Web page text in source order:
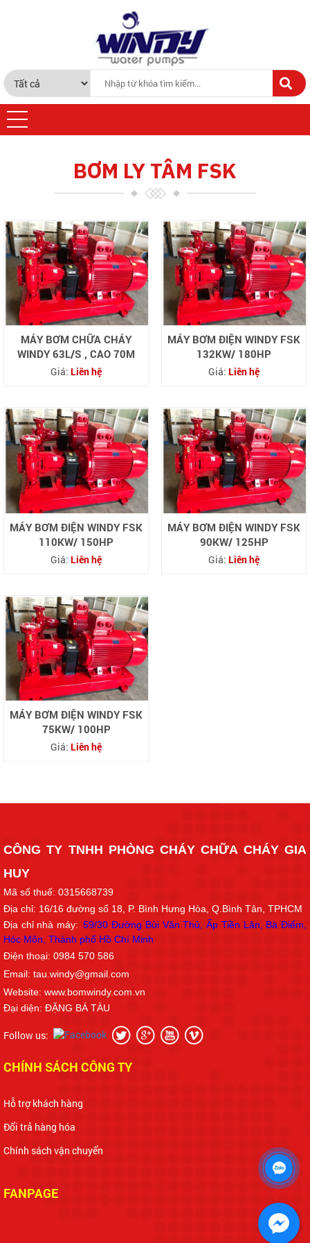
BƠM LY TÂM FSK
MÁY BƠM CHỮA CHÁY
WINDY 63L/S , CAO 70M
Giá: Liên hệ
MÁY BƠM ĐIỆN WINDY FSK
132KW/ 180HP
Giá: Liên hệ
MÁY BƠM ĐIỆN WINDY FSK
110KW/ 150HP
Giá: Liên hệ
MÁY BƠM ĐIỆN WINDY FSK
90KW/ 125HP
Giá: Liên hệ
MÁY BƠM ĐIỆN WINDY FSK
75KW/ 100HP
Giá: Liên hệ
CÔNG TY TNHH PHÒNG CHÁY CHỮA CHÁY GIA
HUY
Mã số thuế: 0315668739
Địa chỉ: 16/16 đường số 18 , P. Bình Hưng Hòa, Q.Bình Tân, TPHCM
Địa chỉ nhà máy: 59/30 Đường Bùi Văn Thủ, Ấp Tiền Lân, Bà Điểm,
Hóc Môn, Thành phố Hồ Chí Minh
Điện thoại: 0984 570 586
Email: tau.windy@gmail.com
Website: www.bomwindy.com.vn
Đại diện: ĐẶNG BÁ TÀU
Follow us:
CHÍNH SÁCH CÔNG TY
Hỗ trợ khách hàng
Đổi trả hàng hóa
Chính sách vận chuyển
FANPAGE